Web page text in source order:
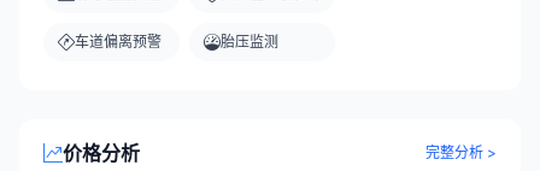
车道偏离预警 胎压监测
价格分析 完整分析 >